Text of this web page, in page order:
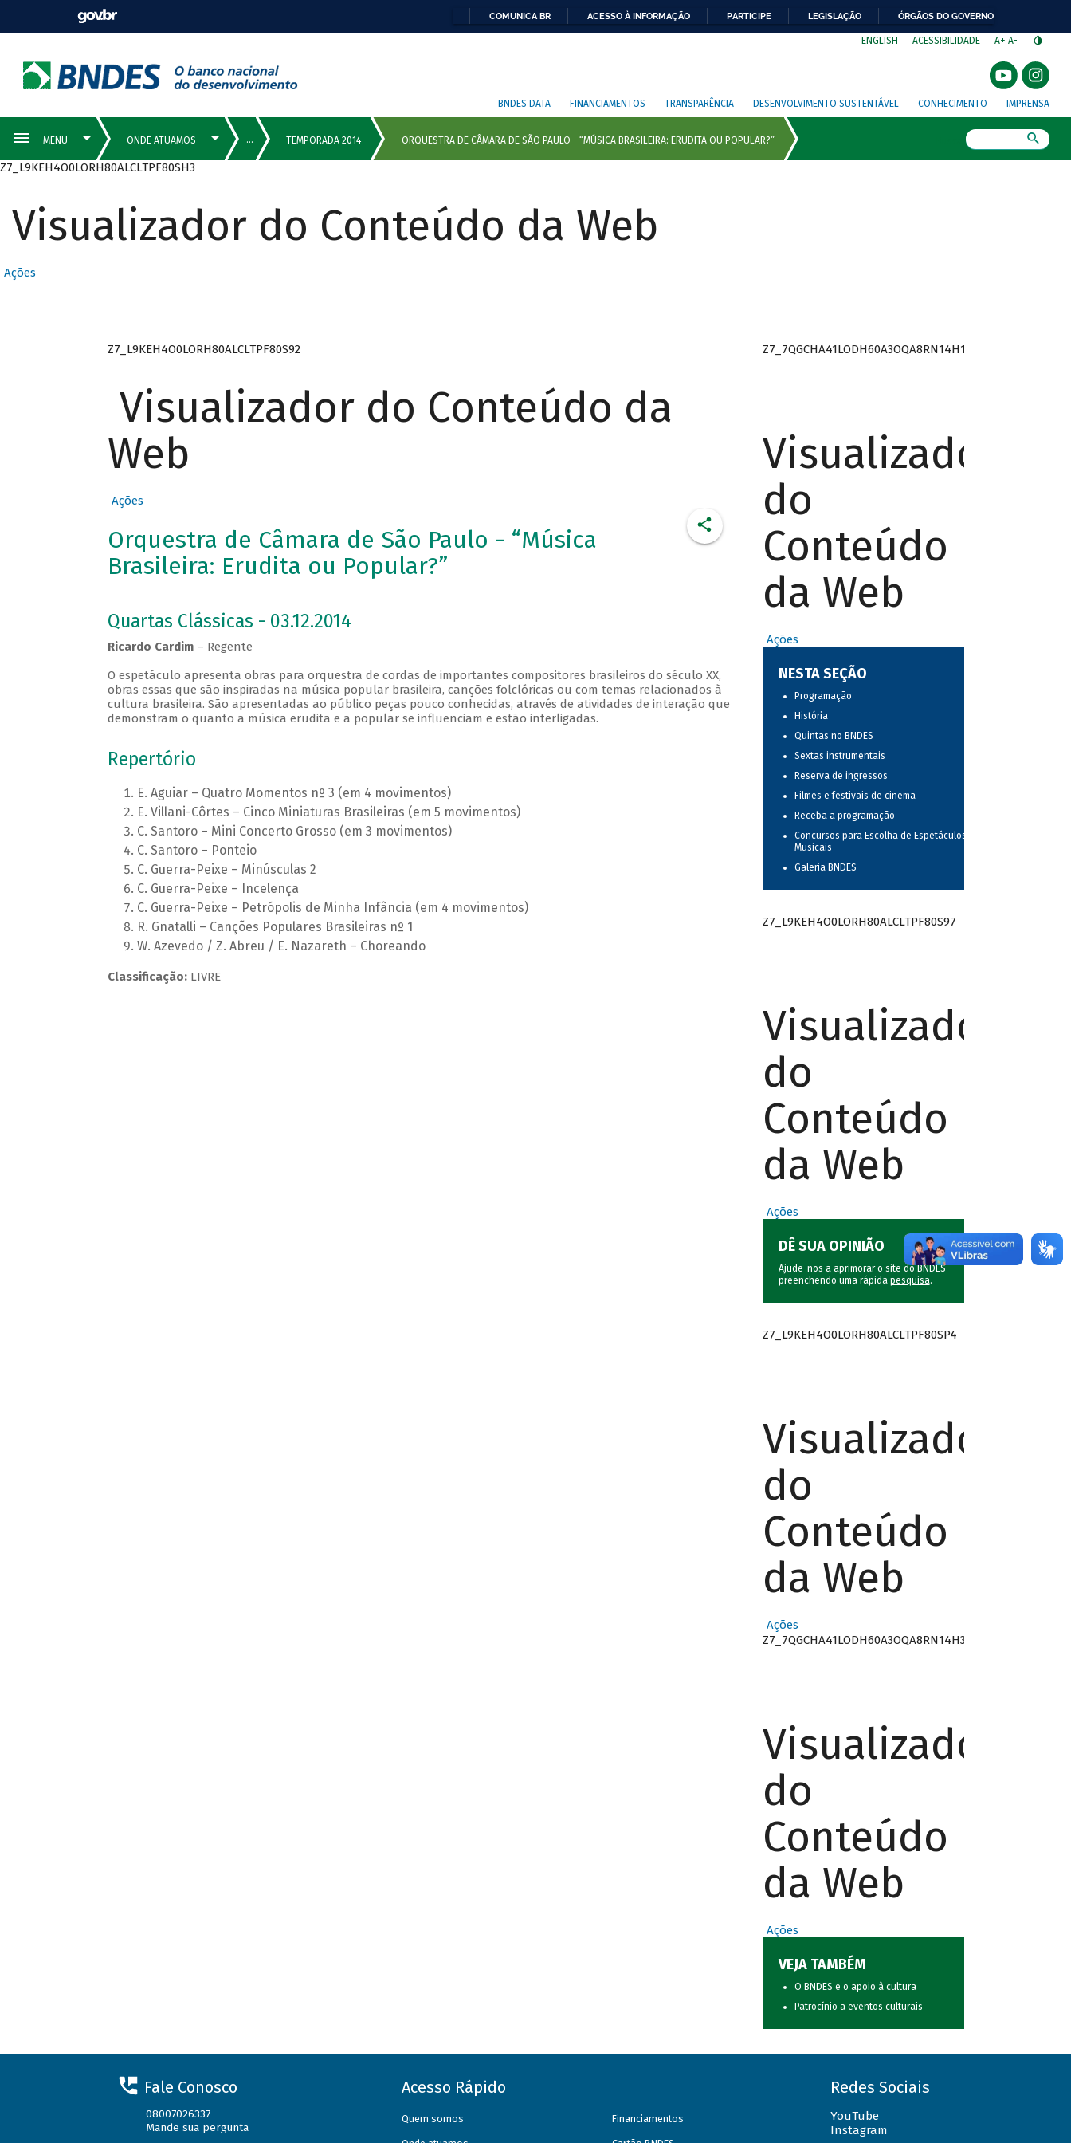
COMUNICA BR ACESSO À INFORMAÇÃO PARTICIPE LEGISLAÇÃO ÓRGÃOS DO GOVERNO
ENGLISH ACESSIBILIDADE A+ A-
BNDES DATA FINANCIAMENTOS TRANSPARÊNCIA DESENVOLVIMENTO SUSTENTÁVEL CONHECIMENTO IMPRENSA
Z7_L9KEH4O0LORH80ALCLTPF80SH3
Visualizador do Conteúdo da Web
Ações
Z7_L9KEH4O0LORH80ALCLTPF80S92
Visualizador do Conteúdo da
Web
Ações
Orquestra de Câmara de São Paulo - “Música
Brasileira: Erudita ou Popular?”
Quartas Clássicas - 03.12.2014
Ricardo Cardim – Regente
O espetáculo apresenta obras para orquestra de cordas de importantes compositores brasileiros do século XX,
obras essas que são inspiradas na música popular brasileira, canções folclóricas ou com temas relacionados à
cultura brasileira. São apresentadas ao público peças pouco conhecidas, através de atividades de interação que
demonstram o quanto a música erudita e a popular se influenciam e estão interligadas.
Repertório
E. Aguiar – Quatro Momentos nº 3 (em 4 movimentos)
E. Villani-Côrtes – Cinco Miniaturas Brasileiras (em 5 movimentos)
C. Santoro – Mini Concerto Grosso (em 3 movimentos)
C. Santoro – Ponteio
C. Guerra-Peixe – Minúsculas 2
C. Guerra-Peixe – Incelença
C. Guerra-Peixe – Petrópolis de Minha Infância (em 4 movimentos)
R. Gnatalli – Canções Populares Brasileiras nº 1
W. Azevedo / Z. Abreu / E. Nazareth – Choreando
Classificação:LIVRE
Z7_7QGCHA41LODH60A3OQA8RN14H1
Visualizador
do
Conteúdo
da Web
Ações
NESTA SEÇÃO
Programação
História
Quintas no BNDES
Sextas instrumentais
Reserva de ingressos
Filmes e festivais de cinema
Receba a programação
Concursos para Escolha de Espetáculos
Musicais
Galeria BNDES
Z7_L9KEH4O0LORH80ALCLTPF80S97
Visualizador
do
Conteúdo
da Web
Ações
DÊ SUA OPINIÃO
Ajude-nos a aprimorar o site do BNDES
preenchendo uma rápida pesquisa.
Z7_L9KEH4O0LORH80ALCLTPF80SP4
Visualizador
do
Conteúdo
da Web
Ações
Z7_7QGCHA41LODH60A3OQA8RN14H3
Visualizador
do
Conteúdo
da Web
Ações
VEJA TAMBÉM
O BNDES e o apoio à cultura
Patrocínio a eventos culturais
Fale Conosco
08007026337
Mande sua pergunta
Acesso Rápido
Quem somos Financiamentos
Redes Sociais
YouTube
Instagram